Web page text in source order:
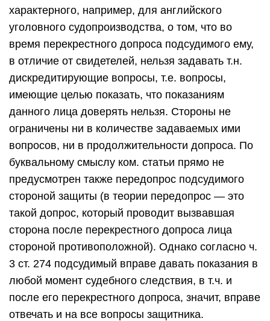
характерного, например, для английского
уголовного судопроизводства, о том, что во
время перекрестного допроса подсудимого ему,
в отличие от свидетелей, нельзя задавать т.н.
дискредитирующие вопросы, т.е. вопросы,
имеющие целью показать, что показаниям
данного лица доверять нельзя. Стороны не
ограничены ни в количестве задаваемых ими
вопросов, ни в продолжительности допроса. По
буквальному смыслу ком. статьи прямо не
предусмотрен также передопрос подсудимого
стороной защиты (в теории передопрос — это
такой допрос, который проводит вызвавшая
сторона после перекрестного допроса лица
стороной противоположной). Однако согласно ч.
3 ст. 274 подсудимый вправе давать показания в
любой момент судебного следствия, в т.ч. и
после его перекрестного допроса, значит, вправе
отвечать и на все вопросы защитника.